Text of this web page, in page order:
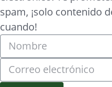
spam, ¡solo contenido
cuando!